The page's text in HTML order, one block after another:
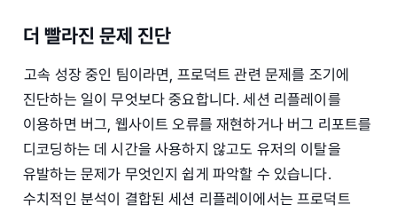
더 빨라진 문제 진단
고속 성장 중인 팀이라면, 프로덕트 관련 문제를 조기에
진단하는 일이 무엇보다 중요합니다. 세션 리플레이를
이용하면 버그, 웹사이트 오류를 재현하거나 버그 리포트를
디코딩하는 데 시간을 사용하지 않고도 유저의 이탈을
유발하는 문제가 무엇인지 쉽게 파악할 수 있습니다.
수치적인 분석이 결합된 세션 리플레이에서는 프로덕트